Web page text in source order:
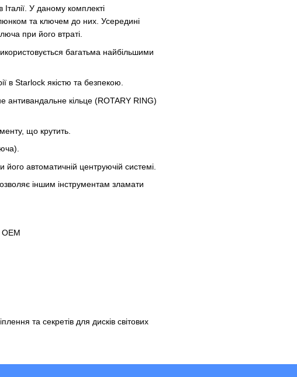
У даному комплекті
та ключем до них. Усередині
при його втраті.
багатьма найбільшими
в Starlock якістю та безпекою.
антивандальне кільце (ROTARY RING)
що крутить.
автоматичній центруючій системі.
іншим інструментам зламати
OEM
та секретів для дисків світових